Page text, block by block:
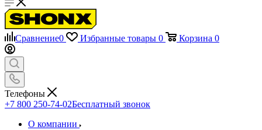
Сравнение0 Избранные товары 0 Корзина 0
Телефоны
+7 800 250-74-02Бесплатный звонок
О компании